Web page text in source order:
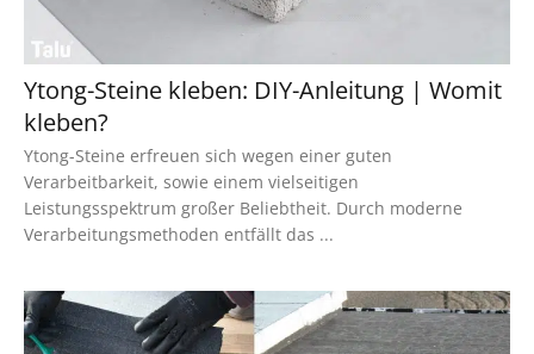
Ytong-Steine kleben: DIY-Anleitung | Womit
kleben?
Ytong-Steine erfreuen sich wegen einer guten
Verarbeitbarkeit, sowie einem vielseitigen
Leistungsspektrum großer Beliebtheit. Durch moderne
Verarbeitungsmethoden entfällt das ...